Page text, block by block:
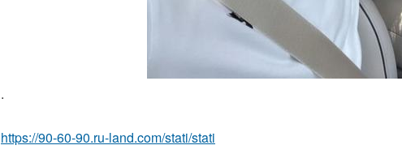
.
https://90-60-90.ru-land.com/stati/stati